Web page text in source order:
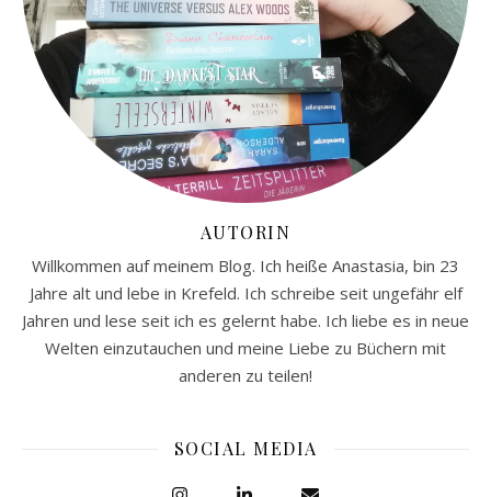
AUTORIN
Willkommen auf meinem Blog. Ich heiße Anastasia, bin 23
Jahre alt und lebe in Krefeld. Ich schreibe seit ungefähr elf
Jahren und lese seit ich es gelernt habe. Ich liebe es in neue
Welten einzutauchen und meine Liebe zu Büchern mit
anderen zu teilen!
SOCIAL MEDIA